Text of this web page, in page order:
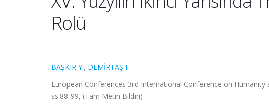
Rolü
BAŞKIR Y., DEMİRTAŞ F.
European Conferences 3rd International Conference on Humanity
ss.88-99, (Tam Metin Bildiri)